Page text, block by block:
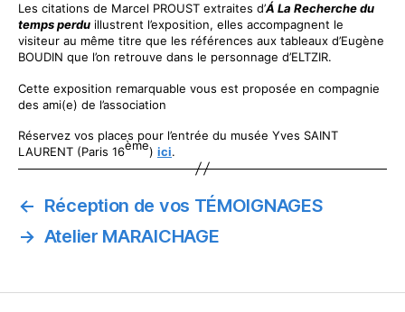
Les citations de Marcel PROUST extraites d’Á La Recherche du
temps perdu illustrent l’exposition, elles accompagnent le
visiteur au même titre que les références aux tableaux d’Eugène
BOUDIN que l’on retrouve dans le personnage d’ELTZIR.
Cette exposition remarquable vous est proposée en compagnie
des ami(e) de l’association
Réservez vos places pour l’entrée du musée Yves SAINT
LAURENT (Paris 16ème) ici.
← Réception de vos TÉMOIGNAGES
→ Atelier MARAICHAGE